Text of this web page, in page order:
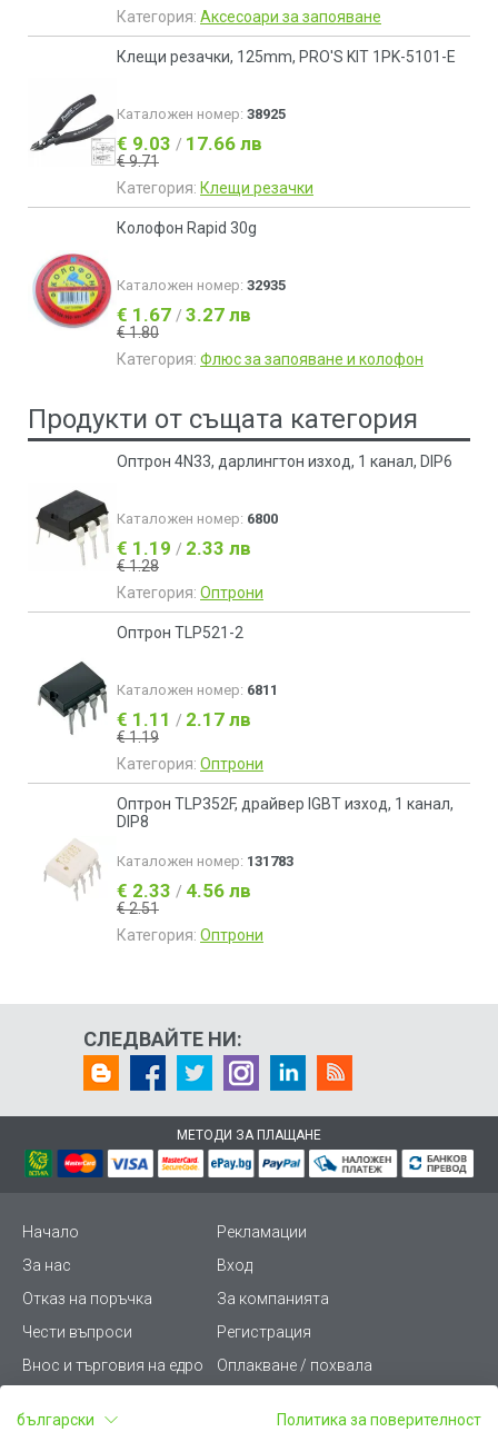
Категория: Аксесоари за запояване
Клещи резачки, 125mm, PRO'S KIT 1PK-5101-Е
Каталожен номер: 38925
€ 9.03 / 17.66 лв
€ 9.71
Категория: Клещи резачки
Колофон Rapid 30g
Каталожен номер: 32935
€ 1.67 / 3.27 лв
€ 1.80
Категория: Флюс за запояване и колофон
Продукти от същата категория
Оптрон 4N33, дарлингтон изход, 1 канал, DIP6
Каталожен номер: 6800
€ 1.19 / 2.33 лв
€ 1.28
Категория: Оптрони
Оптрон TLP521-2
Каталожен номер: 6811
€ 1.11 / 2.17 лв
€ 1.19
Категория: Оптрони
Оптрон TLP352F, драйвер IGBT изход, 1 канал,
DIP8
Каталожен номер: 131783
€ 2.33 / 4.56 лв
€ 2.51
Категория: Оптрони
СЛЕДВАЙТЕ НИ:
МЕТОДИ ЗА ПЛАЩАНЕ
Начало
Рекламации
За нас
Вход
Отказ на поръчка
За компанията
Чести въпроси
Регистрация
Внос и търговия на едро
Оплакване / похвала
български Политика за поверителност